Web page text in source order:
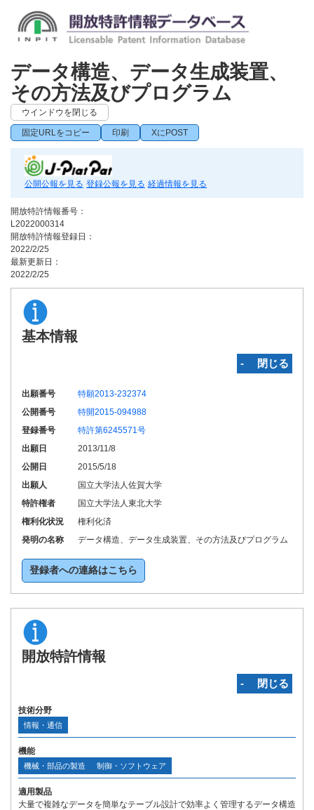
データ構造、データ生成装置、
その方法及びプログラム
ウインドウを閉じる
固定URLをコピー 印刷 XにPOST
公開公報を見る 登録公報を見る 経過情報を見る
開放特許情報番号：
L2022000314
開放特許情報登録日：
2022/2/25
最新更新日：
2022/2/25
基本情報
‐ 閉じる
出願番号
特願2013-232374
公開番号
特開2015-094988
登録番号
特許第6245571号
出願日
2013/11/8
公開日
2015/5/18
出願人
国立大学法人佐賀大学
特許権者
国立大学法人東北大学
権利化状況
権利化済
発明の名称
データ構造、データ生成装置、その方法及びプログラム
登録者への連絡はこちら
開放特許情報
‐ 閉じる
技術分野
情報・通信
機能
機械・部品の製造 制御・ソフトウェア
適用製品
大量で複雑なデータを簡単なテーブル設計で効率よく管理するデータ構造